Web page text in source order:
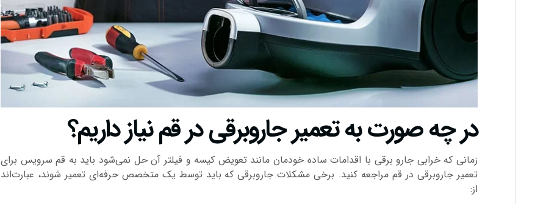
در چه صورت به تعمیر جاروبرقی در قم نیاز داریم؟
زمانی که خرابی جارو برقی با اقدامات ساده خودمان مانند تعویض کیسه و فیلتر آن حل نمی‌شود باید به قم سرویس برای
تعمیر جاروبرقی در قم مراجعه کنید. برخی مشکلات جاروبرقی که باید توسط یک متخصص حرفه‌ای تعمیر شوند، عبارت‌اند
از: